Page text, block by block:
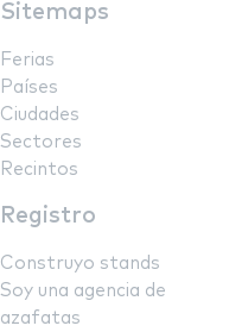
Sitemaps
Ferias
Países
Ciudades
Sectores
Recintos
Registro
Construyo stands
Soy una agencia de
azafatas